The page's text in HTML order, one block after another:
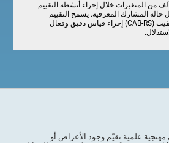
من المتغيرات خلال إجراء أنشطة التقييم
المشارك المعرفية. يسمح التقييم
المعرفي للاستدلال لكوجنيفيت (CAB-RS) إجراء قياس دقيق وفعال
مهنجية علمية تقيّم وجود الأعراض أو